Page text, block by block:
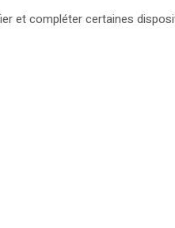
et compléter certaines